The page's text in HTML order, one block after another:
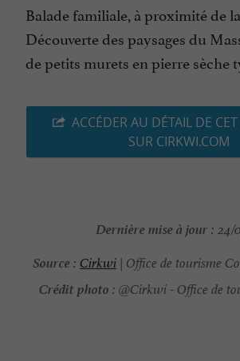
Balade familiale, à proximité de
Découverte des paysages du
de petits murets en pierre sèche
ACCÉDER AU DÉTAIL DE
SUR CIRKWI.COM
Dernière mise à jour : 24/
Source : Cirkwi | Office de tourisme
Crédit photo : @Cirkwi - Office de